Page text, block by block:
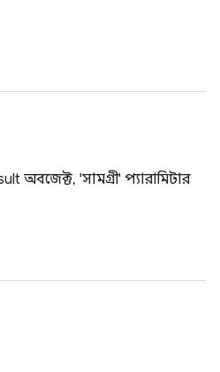
'সামগ্রী' প্যারামিটার